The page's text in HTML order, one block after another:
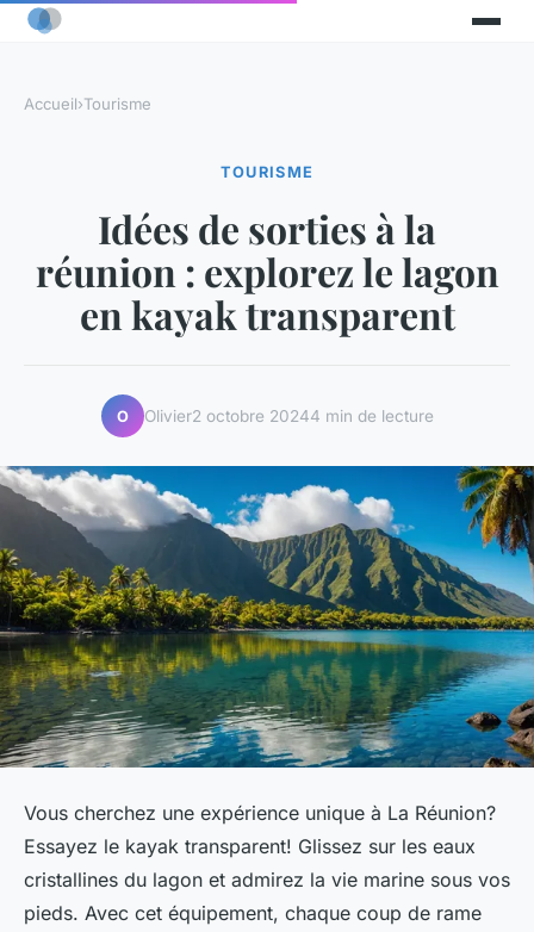
Accueil›Tourisme
TOURISME
Idées de sorties à la
réunion : explorez le lagon
en kayak transparent
O Olivier2 octobre 20244 min de lecture
Vous cherchez une expérience unique à La Réunion?
Essayez le kayak transparent! Glissez sur les eaux
cristallines du lagon et admirez la vie marine sous vos
pieds. Avec cet équipement, chaque coup de rame